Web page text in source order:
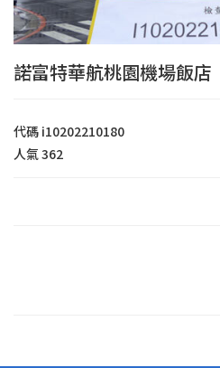
諾富特華航桃園機場飯店
代碼 i10202210180
人氣362